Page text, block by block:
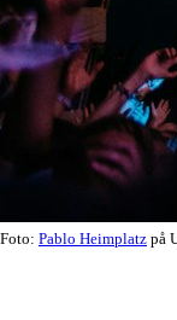
Foto: Pablo Heimplatz på